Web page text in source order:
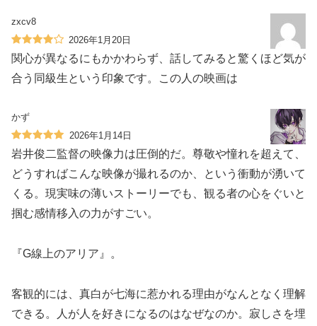
zxcv8
2026年1月20日
関心が異なるにもかかわらず、話してみると驚くほど気が
合う同級生という印象です。この人の映画は
かず
2026年1月14日
岩井俊二監督の映像力は圧倒的だ。尊敬や憧れを超えて、
どうすればこんな映像が撮れるのか、という衝動が湧いて
くる。現実味の薄いストーリーでも、観る者の心をぐいと
掴む感情移入の力がすごい。
『G線上のアリア』。
客観的には、真白が七海に惹かれる理由がなんとなく理解
できる。人が人を好きになるのはなぜなのか。寂しさを埋